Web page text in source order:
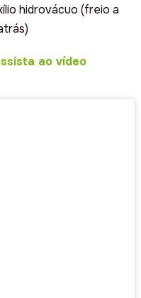
hidrovácuo (freio a
ao vídeo